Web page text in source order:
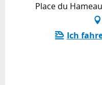
Place du
Ich